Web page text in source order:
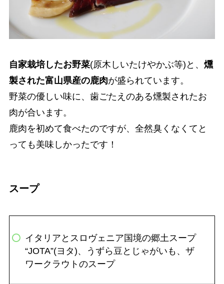
自家栽培したお野菜(原木しいたけやかぶ等)と、 燻
製された富山県産の鹿肉が盛られています。
野菜の優しい味に、歯ごたえのある燻製されたお
肉が合います。
鹿肉を初めて食べたのですが、全然臭くなくてと
っても美味しかったです！
スープ
イタリアとスロヴェニア国境の郷土スープ
“JOTA”(ヨタ)、うずら豆とじゃがいも、ザ
ワークラウトのスープ